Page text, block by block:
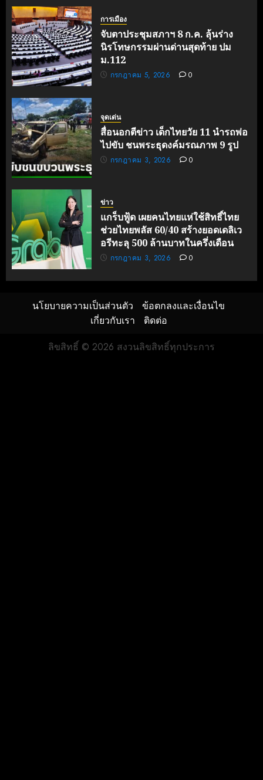
การเมือง
จับตาประชุมสภาฯ 8 ก.ค. ลุ้นร่าง
นิรโทษกรรมผ่านด่านสุดท้าย ปม
ม.112
กรกฎาคม 5, 2026 0
จุดเด่น
สื่อนอกตีข่าว เด็กไทยวัย 11 นำรถพ่อ
ไปขับ ชนพระธุดงค์มรณภาพ 9 รูป
กรกฎาคม 3, 2026 0
ข่าว
แกร็บฟู้ด เผยคนไทยแห่ใช้สิทธิ์ไทย
ช่วยไทยพลัส 60/40 สร้างยอดเดลิเว
อรีทะลุ 500 ล้านบาทในครึ่งเดือน
กรกฎาคม 3, 2026 0
นโยบายความเป็นส่วนตัว
ข้อตกลงและเงื่อนไข
เกี่ยวกับเรา
ติดต่อ
ลิขสิทธิ์ © 2026 สงวนลิขสิทธิ์ทุกประการ